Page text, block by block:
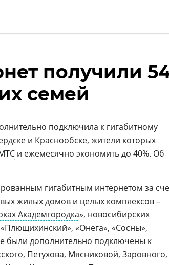
получили
семей
подключила к гигабитному
и Краснообске, жители которых
и ежемесячно экономить до 40%. Об
гигабитным интернетом за
жилых домов и целых комплексов –
Академгородка», новосибирских
«Онега», «Сосны»,
были дополнительно подключены к
Петухова, Мясниковой, Заровного,